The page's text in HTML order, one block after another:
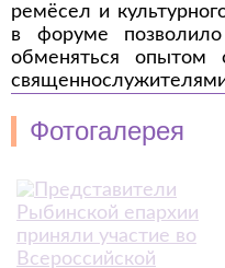
ремёсел и
в форуме позволило
обменяться опытом
Фотогалерея